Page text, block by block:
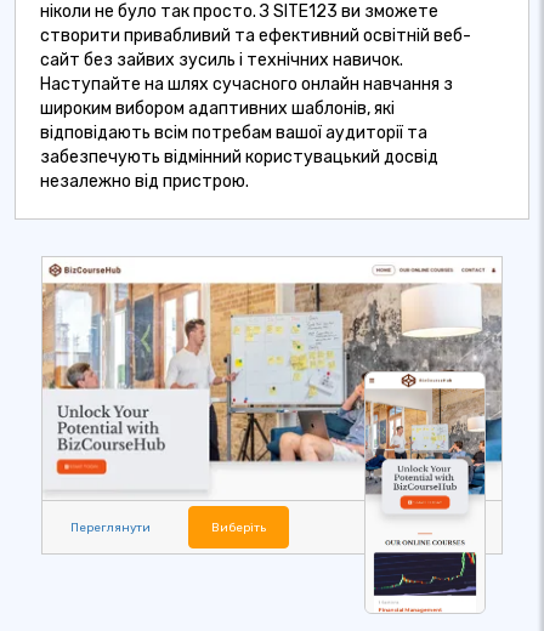
ніколи не було так просто. З SITE123 ви зможете
створити привабливий та ефективний освітній веб-
сайт без зайвих зусиль і технічних навичок.
Наступайте на шлях сучасного онлайн навчання з
широким вибором адаптивних шаблонів, які
відповідають всім потребам вашої аудиторії та
забезпечують відмінний користувацький досвід
незалежно від пристрою.
Переглянути Виберіть